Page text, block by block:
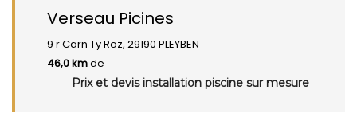
Verseau Picines
9 r Carn Ty Roz, 29190 PLEYBEN
46,0 kmde
Prix et devis installation piscine sur mesure